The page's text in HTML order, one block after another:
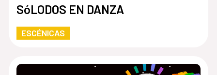
SóLODOS EN DANZA
ESCÉNICAS